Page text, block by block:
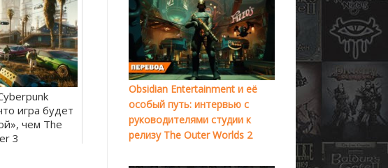
игра будет
чем The
3
Obsidian Entertainment и её
особый путь: интервью с
руководителями студии к
релизу The Outer Worlds 2